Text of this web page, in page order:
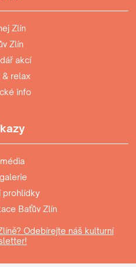
Zlín
Zlín
akcí
& relax
info
prohlídky
Baťův Zlín
Odebírejte náš kulturní